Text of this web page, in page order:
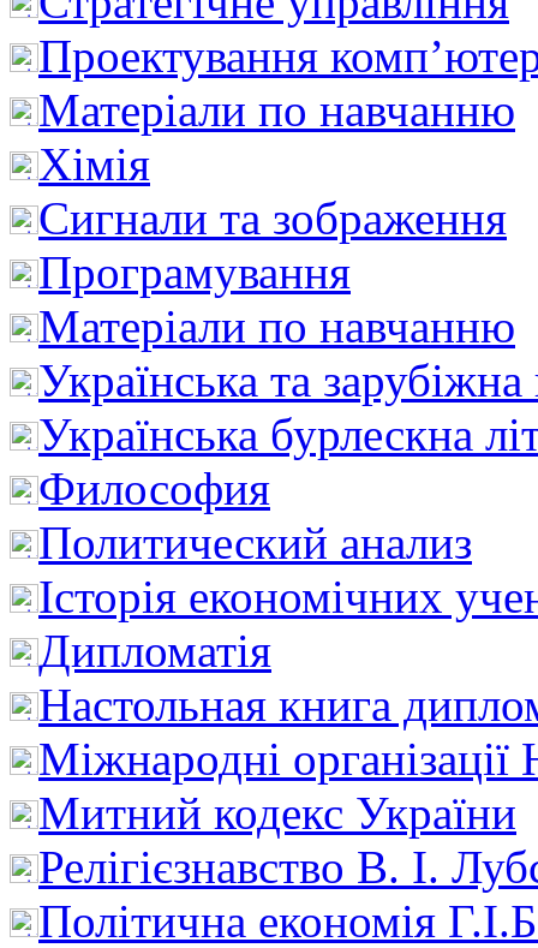
Проектування
Матеріали по навчанню
Хімія
Сигнали та зображення
Програмування
Матеріали по навчанню
Українська та зарубіжна
Українська бурлескна
Философия
Политический анализ
Історія економічних
Дипломатія
Настольная книга
Міжнародні
Митний кодекс України
Релігієзнавство В. І.
Політична економія